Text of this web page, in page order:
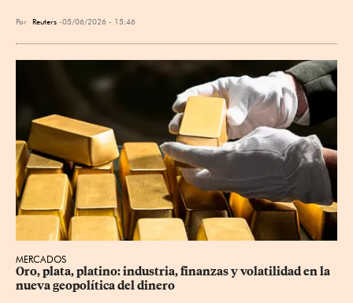
Por Reuters 05/06/2026 - 15:46
MERCADOS
Oro, plata, platino: industria, finanzas y volatilidad en la
nueva geopolítica del dinero